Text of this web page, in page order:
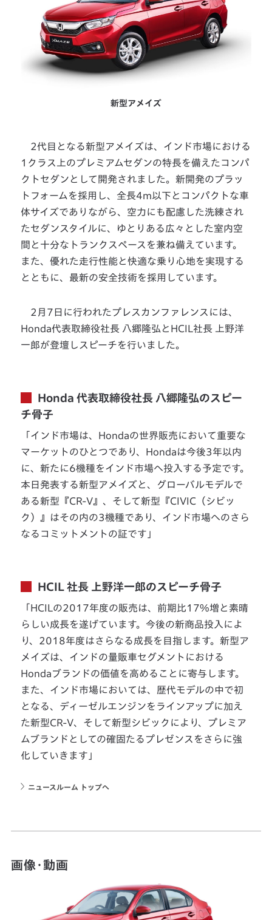
新型アメイズ
2代目となる新型アメイズは、インド市場における
1クラス上のプレミアムセダンの特長を備えたコンパ
クトセダンとして開発されました。新開発のプラッ
トフォームを採用し、全長4m以下とコンパクトな車
体サイズでありながら、空力にも配慮した洗練され
たセダンスタイルに、ゆとりある広々とした室内空
間と十分なトランクスペースを兼ね備えています。
また、優れた走行性能と快適な乗り心地を実現する
とともに、最新の安全技術を採用しています。
2月7日に行われたプレスカンファレンスには、
Honda代表取締役社長 八郷隆弘とHCIL社長 上野洋
一郎が登壇しスピーチを行いました。
Honda 代表取締役社長 八郷隆弘のスピー
チ骨子
「インド市場は、Hondaの世界販売において重要な
マーケットのひとつであり、Hondaは今後3年以内
に、新たに6機種をインド市場へ投入する予定です。
本日発表する新型アメイズと、グローバルモデルで
ある新型『CR-V』、そして新型『CIVIC（シビッ
ク）』はその内の3機種であり、インド市場へのさら
なるコミットメントの証です」
HCIL 社長 上野洋一郎のスピーチ骨子
「HCILの2017年度の販売は、前期比17%増と素晴
らしい成長を遂げています。今後の新商品投入によ
り、2018年度はさらなる成長を目指します。新型ア
メイズは、インドの量販車セグメントにおける
Hondaブランドの価値を高めることに寄与します。
また、インド市場においては、歴代モデルの中で初
となる、ディーゼルエンジンをラインアップに加え
た新型CR-V、そして新型シビックにより、プレミア
ムブランドとしての確固たるプレゼンスをさらに強
化していきます」
ニュースルーム トップへ
画像・動画